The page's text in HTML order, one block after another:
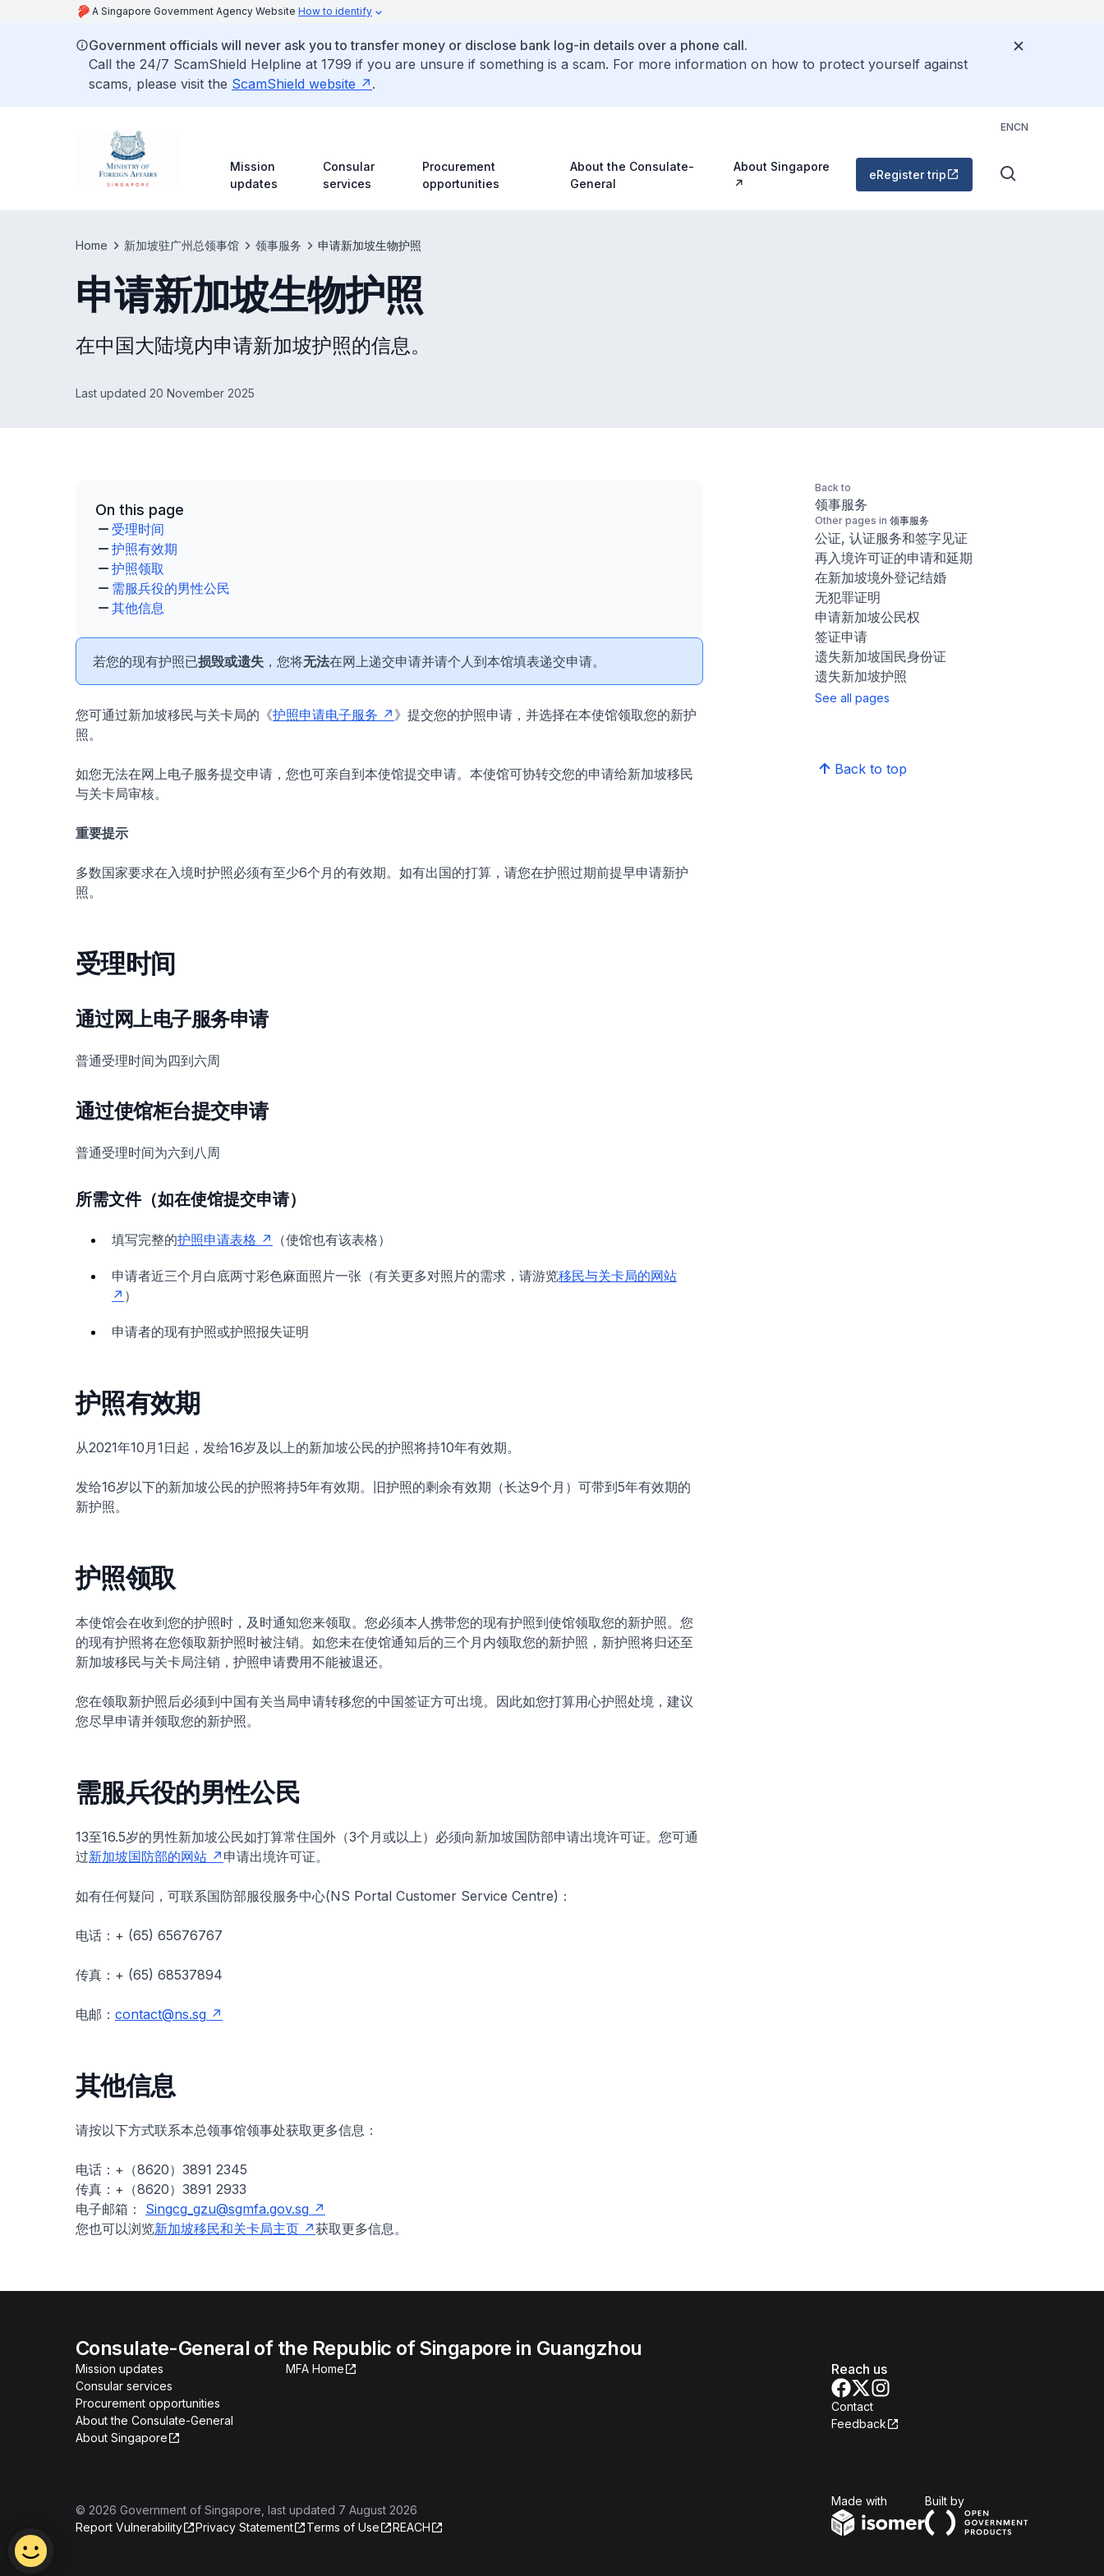
A Singapore Government Agency Website How to identify
Government officials will never ask you to transfer money or disclose bank log-in details over a phone call.
Call the 24/7 ScamShield Helpline at 1799 if you are unsure if something is a scam. For more information on how to protect yourself against
scams, please visit the ScamShield website .
ENCN
Mission
updates
Consular
services
Procurement
opportunities
About the Consulate-
General
About Singapore
eRegister trip
Home 新加坡驻广州总领事馆 领事服务 申请新加坡生物护照
申请新加坡生物护照
在中国大陆境内申请新加坡护照的信息。
Last updated 20 November 2025
On this page
受理时间
护照有效期
护照领取
需服兵役的男性公民
其他信息
若您的现有护照已损毁或遗失 ，您将无法在网上递交申请并请个人到本馆填表递交申请。
您可通过新加坡移民与关卡局的《护照申请电子服务
》提交您的护照申请，并选择在本使馆领取您的新护
照。
如您无法在网上电子服务提交申请，您也可亲自到本使馆提交申请。本使馆可协转交您的申请给新加坡移民
与关卡局审核。
重要提示
多数国家要求在入境时护照必须有至少6个月的有效期。如有出国的打算，请您在护照过期前提早申请新护
照。
受理时间
通过网上电子服务申请
普通受理时间为四到六周
通过使馆柜台提交申请
普通受理时间为六到八周
所需文件（如在使馆提交申请）
填写完整的护照申请表格 （使馆也有该表格）
申请者近三个月白底两寸彩色麻面照片一张（有关更多对照片的需求，请游览移民与关卡局的网站
）
申请者的现有护照或护照报失证明
护照有效期
从2021年10月1日起，发给16岁及以上的新加坡公民的护照将持10年有效期。
发给16岁以下的新加坡公民的护照将持5年有效期。旧护照的剩余有效期（长达9个月）可带到5年有效期的
新护照。
护照领取
本使馆会在收到您的护照时，及时通知您来领取。您必须本人携带您的现有护照到使馆领取您的新护照。您
的现有护照将在您领取新护照时被注销。如您未在使馆通知后的三个月内领取您的新护照，新护照将归还至
新加坡移民与关卡局注销，护照申请费用不能被退还。
您在领取新护照后必须到中国有关当局申请转移您的中国签证方可出境。因此如您打算用心护照处境，建议
您尽早申请并领取您的新护照。
需服兵役的男性公民
13至16.5岁的男性新加坡公民如打算常住国外（3个月或以上）必须向新加坡国防部申请出境许可证。您可通
过新加坡国防部的网站 申请出境许可证。
如有任何疑问，可联系国防部服役服务中心(NS Portal Customer Service Centre)：
电话：+ (65) 65676767
传真：+ (65) 68537894
电邮： contact@ns.sg
其他信息
请按以下方式联系本总领事馆领事处获取更多信息：
电话：+（8620）3891 2345
传真：+（8620）3891 2933
电子邮箱： Singcg_gzu@sgmfa.gov.sg
您也可以浏览新加坡移民和关卡局主页 获取更多信息。
Back to
领事服务
Other pages in 领事服务
公证, 认证服务和签字见证
再入境许可证的申请和延期
在新加坡境外登记结婚
无犯罪证明
申请新加坡公民权
签证申请
遗失新加坡国民身份证
遗失新加坡护照
See all pages
Back to top
Consulate-General of the Republic of Singapore in Guangzhou
Mission updates
Consular services
Procurement opportunities
About the Consulate-General
About Singapore
MFA Home Reach us
Contact
Feedback
© 2026 Government of Singapore , last updated 7 August 2026
Report Vulnerability
Privacy Statement Terms of Use REACH
Made with Built byOpen Government